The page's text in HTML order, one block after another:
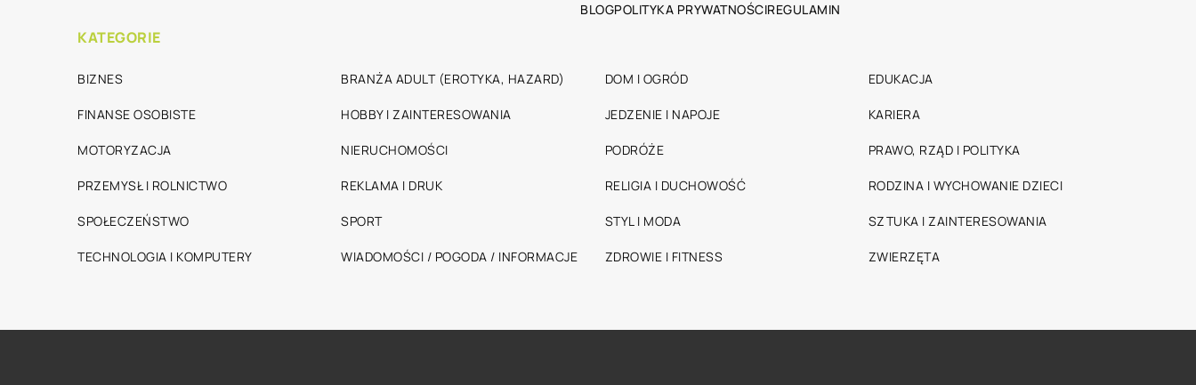
BLOGPOLITYKA PRYWATNOŚCIREGULAMIN
KATEGORIE
BIZNES BRANŻA ADULT (EROTYKA, HAZARD) DOM I OGRÓD EDUKACJA
FINANSE OSOBISTE HOBBY I ZAINTERESOWANIA JEDZENIE I NAPOJE KARIERA
MOTORYZACJA NIERUCHOMOŚCI PODRÓŻE PRAWO, RZĄD I POLITYKA
PRZEMYSŁ I ROLNICTWO REKLAMA I DRUK RELIGIA I DUCHOWOŚĆ RODZINA I WYCHOWANIE DZIECI
SPOŁECZEŃSTWO SPORT STYL I MODA SZTUKA I ZAINTERESOWANIA
TECHNOLOGIA I KOMPUTERY WIADOMOŚCI / POGODA / INFORMACJE ZDROWIE I FITNESS ZWIERZĘTA